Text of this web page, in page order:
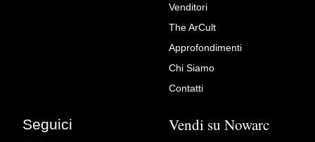
Richiedi Maggiori Info su
Divano 3 Posti Anni ’40
Max Vintage
Venditori
The ArCult
Approfondimenti
Chi Siamo
Contatti
Seguici Vendi su Nowarc